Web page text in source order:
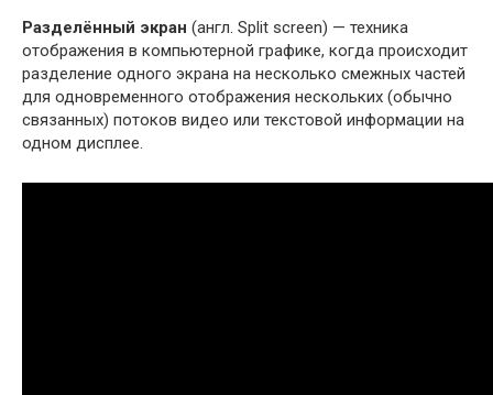
Разделённый экран (англ. Split screen) — техника
отображения в компьютерной графике, когда происходит
разделение одного экрана на несколько смежных частей
для одновременного отображения нескольких (обычно
связанных) потоков видео или текстовой информации на
одном дисплее.